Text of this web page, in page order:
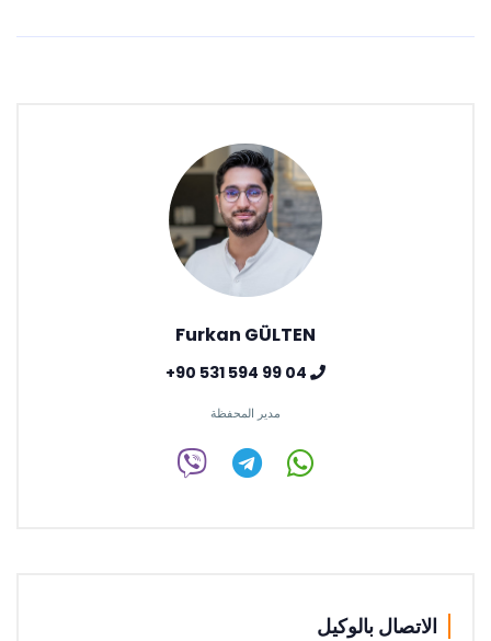
Furkan GÜLTEN
مدير المحفظة
الاتصال بالوكيل